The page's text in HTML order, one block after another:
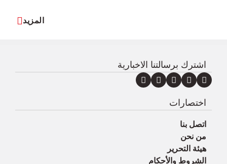
المزيد
اشترك برسالتنا الاخبارية
اختصارات
اتصل بنا
من نحن
هيئة التحرير
الشروط والأحكام